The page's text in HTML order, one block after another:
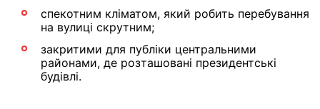
спекотним кліматом, який робить перебування
на вулиці скрутним;
закритими для публіки центральними
районами, де розташовані президентські
будівлі.